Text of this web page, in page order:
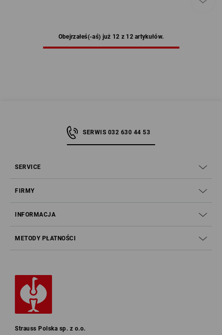
Obejrzałeś(-aś) już 12 z 12 artykułów.
SERWIS 032 630 44 53
SERVICE
FIRMY
INFORMACJA
METODY PŁATNOŚCI
Strauss Polska sp. z o.o.